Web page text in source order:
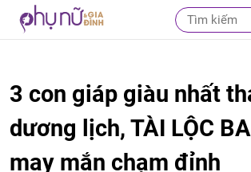
3 con giáp giàu nhất
dương lịch, TÀI LỘC
may mắn chạm đỉnh